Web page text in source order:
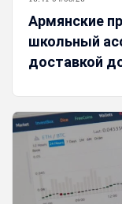
Армянские
школьный
доставкой